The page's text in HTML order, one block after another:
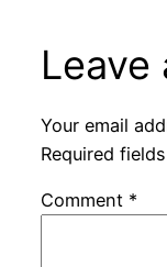
Leave
Your email
Required
Comment *